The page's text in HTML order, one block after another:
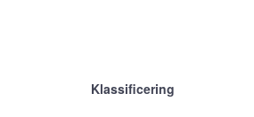
Klassificering